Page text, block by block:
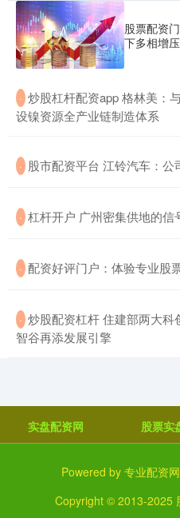
股票配资
下多相增
· 炒股杠杆配资app 格林美：
设镍资源全产业链制造体系
· 股市配资平台 江铃汽车：
· 杠杆开户 广州密集供地的信
· 配资好评门户：体验专业股
· 炒股配资杠杆 住建部两大
智谷再添发展引擎
实盘配资网 股票实
Powered by 专业配资
Copyright © 2013-2025